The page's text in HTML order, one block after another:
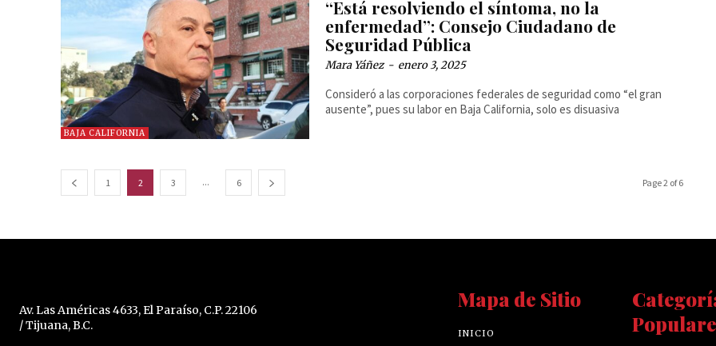
BAJA CALIFORNIA
“Está resolviendo el síntoma, no la
enfermedad”: Consejo Ciudadano de
Seguridad Pública
Mara Yáñez - enero 3, 2025
Consideró a las corporaciones federales de seguridad como “el gran
ausente”, pues su labor en Baja California, solo es disuasiva
1 2 3 ... 6 Page 2 of 6
Av. Las Américas 4633, El Paraíso, C.P. 22106
/ Tijuana, B.C.
Mapa de Sitio
INICIO